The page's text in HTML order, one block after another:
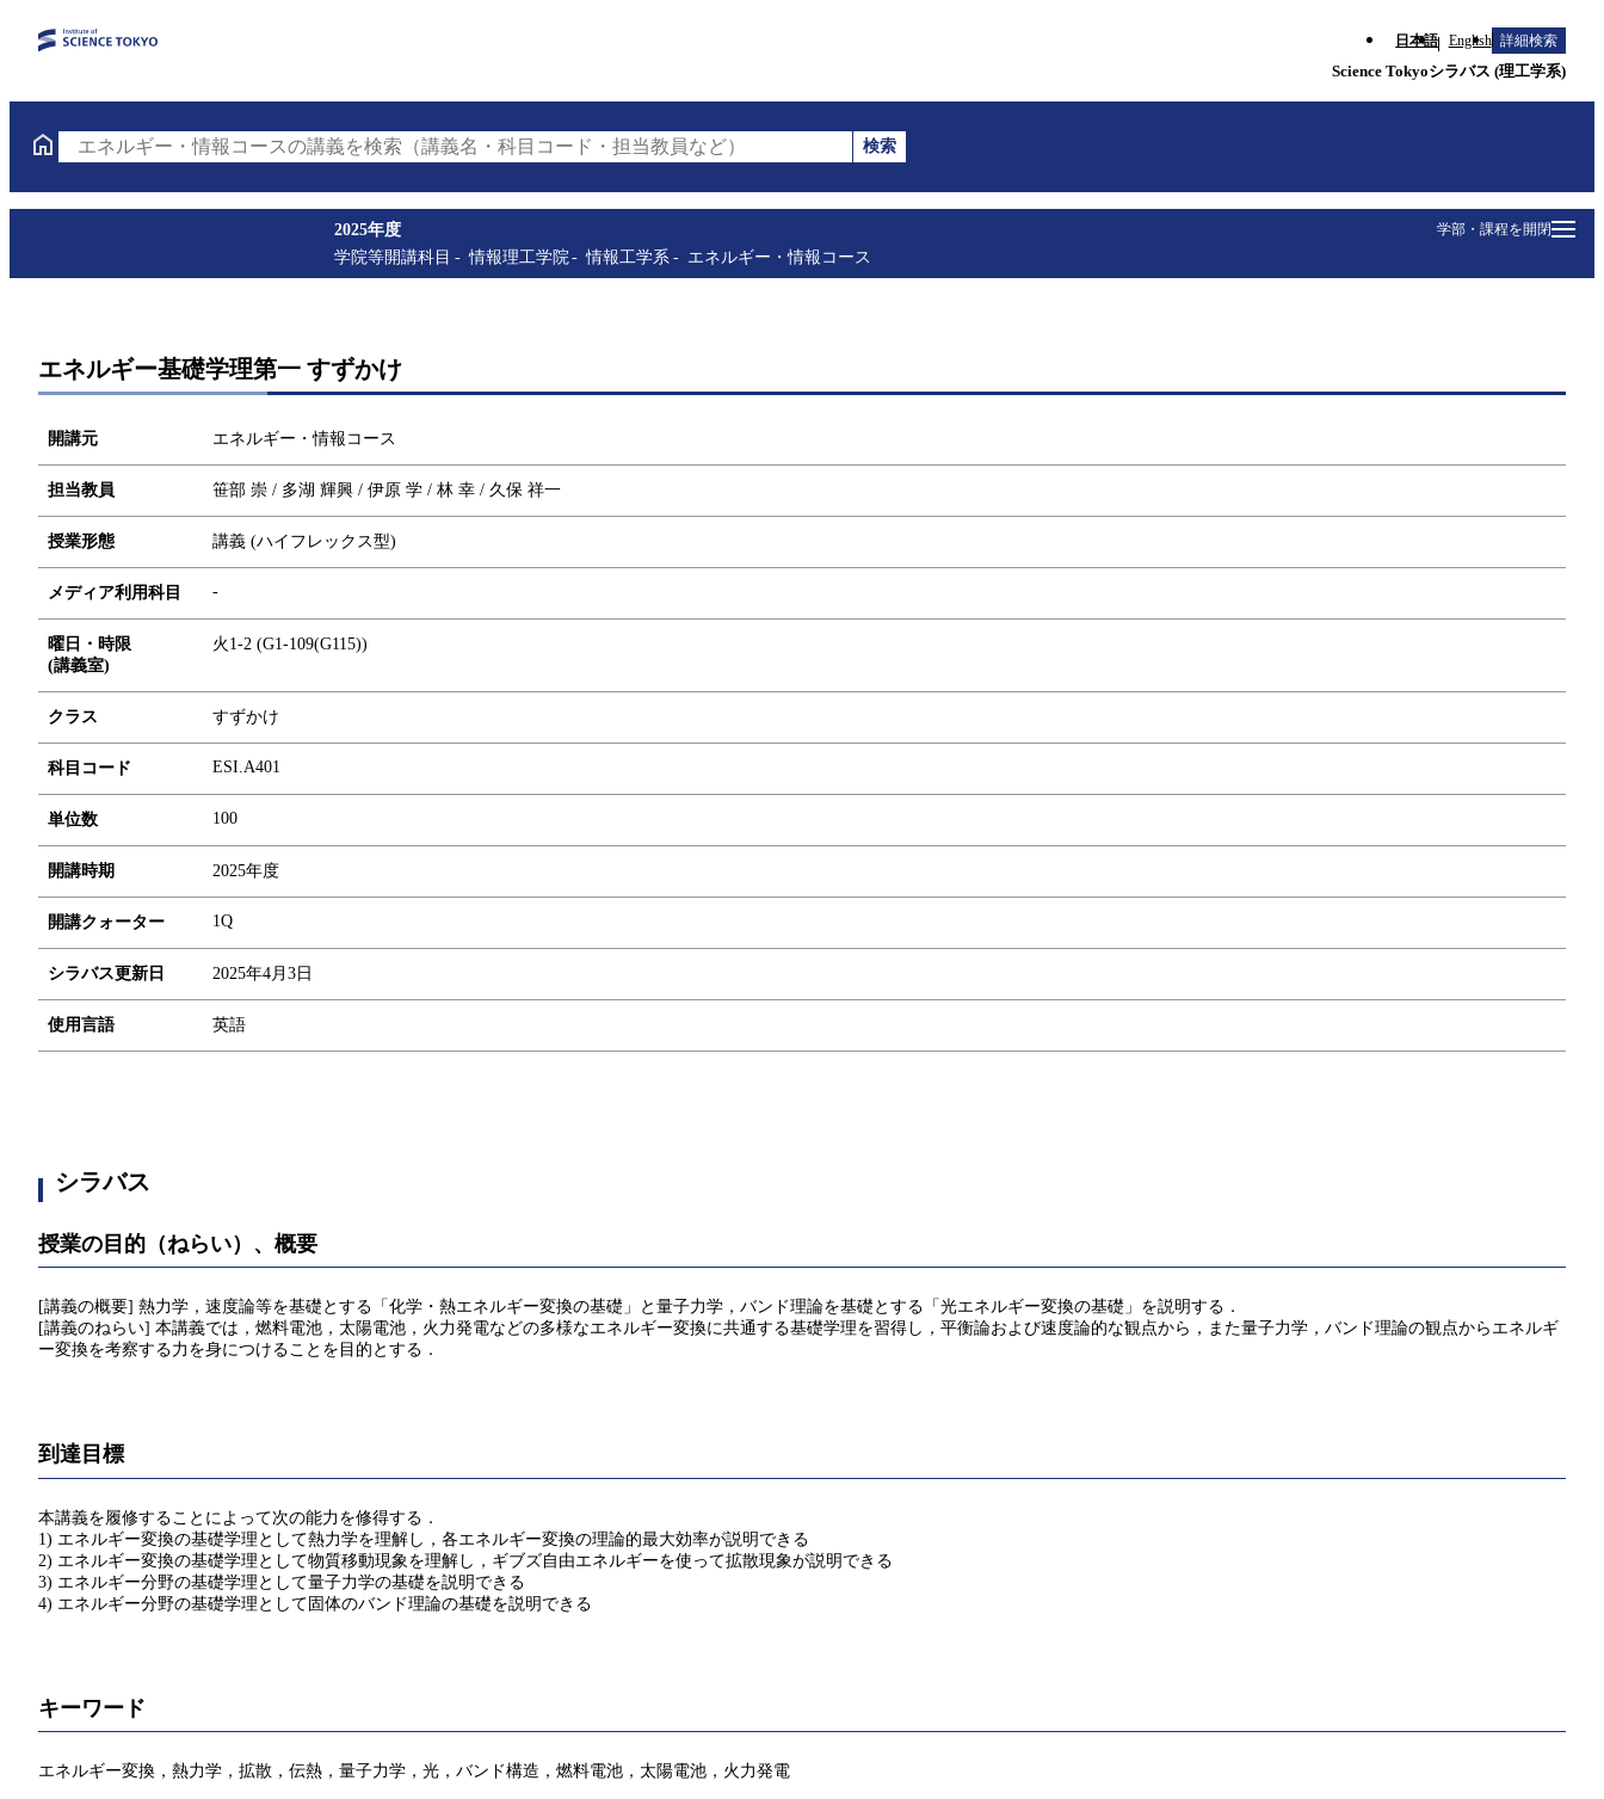
日本語 English 詳細検索
Science Tokyoシラバス (理工学系)
エネルギー・情報コースの講義を検索（講義名・科目コード・担当教員など）
検索
学部・課程を開閉
2025年度
学院等開講科目
情報理工学院 情報工学系 エネルギー・情報コース
エネルギー基礎学理第一 すずかけ
開講元 エネルギー・情報コース
担当教員 笹部 崇 / 多湖 輝興 / 伊原 学 / 林 幸 / 久保 祥一
授業形態 講義 (ハイフレックス型)
メディア利用科目 -
曜日・時限
(講義室)
火1-2 (G1-109(G115))
クラス すずかけ
科目コード ESI.A401
単位数 100
開講時期 2025年度
開講クォーター 1Q
シラバス更新日 2025年4月3日
使用言語 英語
シラバス
授業の目的（ねらい）、概要
[講義の概要] 熱力学，速度論等を基礎とする「化学・熱エネルギー変換の基礎」と量子力学，バンド理論を基礎とする「光エネルギー変換の基礎」を説明する．
[講義のねらい] 本講義では，燃料電池，太陽電池，火力発電などの多様なエネルギー変換に共通する基礎学理を習得し，平衡論および速度論的な観点から，また量子力学，バンド理論の観点からエネルギ
ー変換を考察する力を身につけることを目的とする．
到達目標
本講義を履修することによって次の能力を修得する．
1) エネルギー変換の基礎学理として熱力学を理解し，各エネルギー変換の理論的最大効率が説明できる
2) エネルギー変換の基礎学理として物質移動現象を理解し，ギブズ自由エネルギーを使って拡散現象が説明できる
3) エネルギー分野の基礎学理として量子力学の基礎を説明できる
4) エネルギー分野の基礎学理として固体のバンド理論の基礎を説明できる
キーワード
エネルギー変換，熱力学，拡散，伝熱，量子力学，光，バンド構造，燃料電池，太陽電池，火力発電